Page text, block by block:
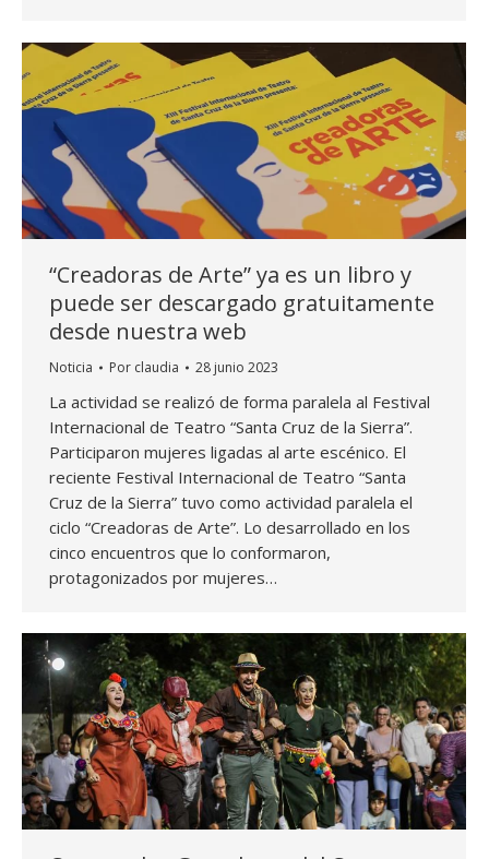
“Creadoras de Arte” ya es un libro y
puede ser descargado gratuitamente
desde nuestra web
Noticia Por claudia 28 junio 2023
La actividad se realizó de forma paralela al Festival
Internacional de Teatro “Santa Cruz de la Sierra”.
Participaron mujeres ligadas al arte escénico. El
reciente Festival Internacional de Teatro “Santa
Cruz de la Sierra” tuvo como actividad paralela el
ciclo “Creadoras de Arte”. Lo desarrollado en los
cinco encuentros que lo conformaron,
protagonizados por mujeres…